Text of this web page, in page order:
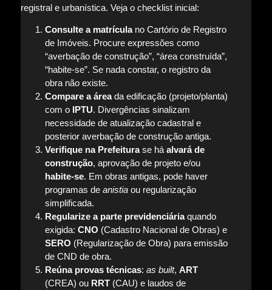
registral e urbanística. Veja o checklist inicial:
Consulte a matrículano Cartório de Registro
de Imóveis. Procure expressões como
“averbação de construção”, “área construída”,
“habite-se”. Se nada constar, o registro da
obra não existe.
Compare a áreada edificação (projeto/planta)
com o IPTU. Divergências sinalizam
necessidade de atualização cadastral e
posterior averbação de construção antiga.
Verifique na Prefeiturase há alvará de
construção, aprovação de projeto e/ou
habite-se. Em obras antigas, pode haver
programas de anistiaou regularização
simplificada.
Regularize a parte previdenciáriaquando
exigida: CNO (Cadastro Nacional de Obras) e
SERO (Regularização de Obra) para emissão
de CND de obra.
Reúna provas técnicas: as built, ART
(CREA) ou RRT(CAU) e laudos de